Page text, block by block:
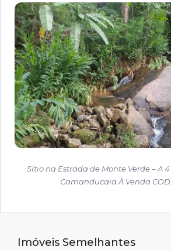
Sítio na Estrada de Monte Verde – A
Camanducaia À Venda
Imóveis Semelhantes